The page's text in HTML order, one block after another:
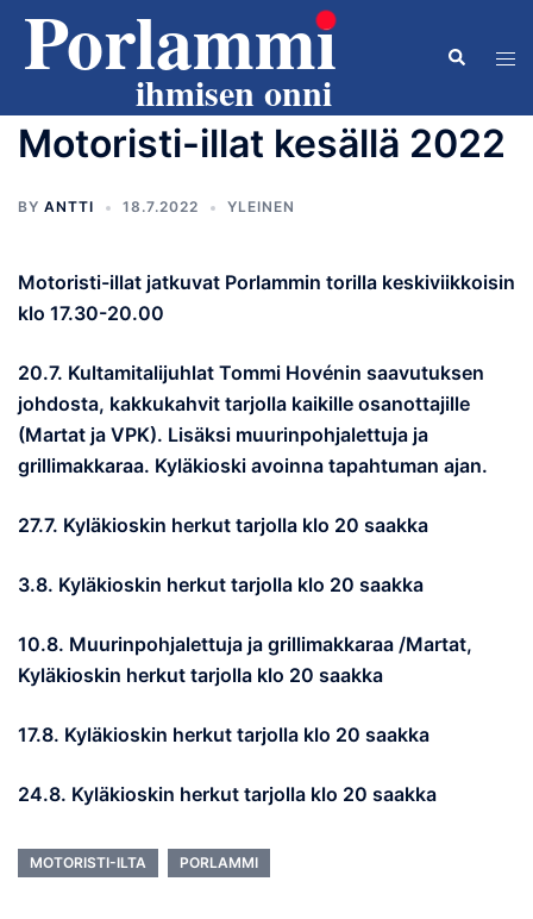
Skip
content
Search
Motoristi-illat kesällä 2022
BY ANTTI 18.7.2022 YLEINEN
Motoristi-illat jatkuvat Porlammin torilla keskiviikkoisin
klo 17.30-20.00
20.7. Kultamitalijuhlat Tommi Hovénin saavutuksen
johdosta, kakkukahvit tarjolla kaikille osanottajille
(Martat ja VPK). Lisäksi muurinpohjalettuja ja
grillimakkaraa. Kyläkioski avoinna tapahtuman ajan.
27.7. Kyläkioskin herkut tarjolla klo 20 saakka
3.8. Kyläkioskin herkut tarjolla klo 20 saakka
10.8. Muurinpohjalettuja ja grillimakkaraa /Martat,
Kyläkioskin herkut tarjolla klo 20 saakka
17.8. Kyläkioskin herkut tarjolla klo 20 saakka
24.8. Kyläkioskin herkut tarjolla klo 20 saakka
MOTORISTI-ILTA PORLAMMI